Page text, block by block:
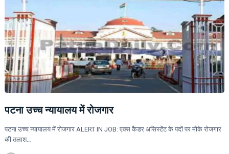
पटना उच्च न्यायालय में रोजगार
पटना उच्च न्यायालय में रोजगार ALERT IN JOB: एक्स कैडर असिस्टेंट के पदों पर मौके रोजगार
की तलाश…